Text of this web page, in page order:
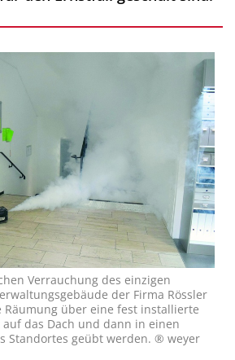
Verrauchung des einzigen
der Firma Rössler
Räumung über eine fest installierte
das Dach und dann in einen
Standortes geübt werden. ® weyer